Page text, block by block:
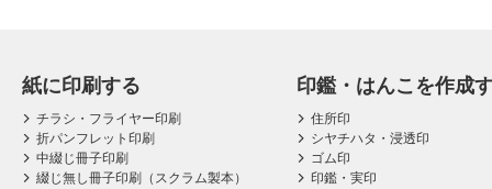
紙に印刷する
チラシ・フライヤー印刷
折パンフレット印刷
中綴じ冊子印刷
綴じ無し冊子印刷（スクラム製本）
印鑑・はんこを作成
住所印
シヤチハタ・浸透印
ゴム印
印鑑・実印